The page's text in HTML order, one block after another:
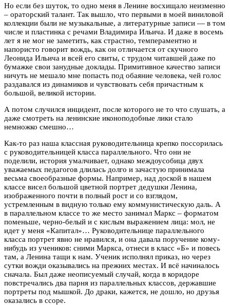
Но если без шуток, то одно меня в Ленине восхищало неизменно
– ораторский талант. Так вышло, что первыми в моей виниловой
коллекции были не музыкальные, а литературные записи — в том
числе и пластинка с речами Владимира Ильича. И даже в восемь
лет я не мог не заметить, как страстно, темпераментно и
напористо говорит вождь, как он отличается от скучного
Леонида Ильича и всей его свиты, с трудом читавшей даже по
бумажке свои занудные доклады. Примитивное качество записи
ничуть не мешало мне попасть под обаяние человека, чей голос
раздавался из динамиков и чувствовать себя причастным к
большой, великой истории.
А потом случился инцидент, после которого не то что слушать, а
даже смотреть на ленинские иконоподобные лики стало
немножко смешно…
Как-то раз наша классная руководительница крепко поссорилась
с руководительницей класса параллельного. Что они не
поделили, история умалчивает, однако междоусобица двух
уважаемых педагогов длилась долго и зачастую принимала
весьма своеобразные формы. Например, над доской в нашем
классе висел большой цветной портрет дедушки Ленина,
изображенного почти в полный рост и со взглядом,
устремленным в видную только ему коммунистическую даль. А
в параллельном классе то же место занимал Маркс – форматом
поменьше, черно-белый и с кислым выражением лица: мол, не
идет у меня «Капитал»… Руководительнице параллельного
класса портрет явно не нравился, и она давала поручение кому-
нибудь из учеников: сними Маркса, отнеси в класс «Б» и повесь
там, а Ленина тащи к нам. Ученик исполнял приказ, но через
сутки вожди оказывались на прежних местах. И всё начиналось
сначала. Был даже неописуемый случай, когда в коридоре
повстречались два парня из параллельных классов, державшие
портреты под мышкой. До драки, кажется, не дошло, но друзья
оказались в ссоре.